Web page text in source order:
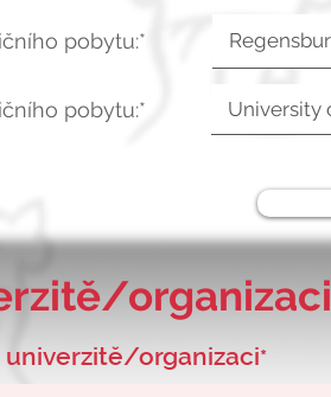
pobytu:*
pobytu:*
organizaci
univerzitě/organizaci*